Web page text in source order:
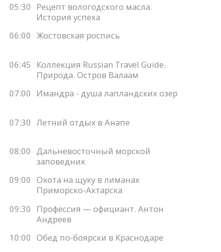
05:30
Рецепт вологодского масла.
История успеха
06:00 Жостовская роспись
06:45
Коллекция Russian Travel Guide.
Природа. Остров Валаам
07:00
Имандра - душа лапландских озер
07:30 Летний отдых в Анапе
08:00 Дальневосточный морской
заповедник
09:00 Охота на щуку в лиманах
Приморско-Ахтарска
09:30
Профессия — официант. Антон
Андреев
10:00 Обед по-боярски в Краснодаре